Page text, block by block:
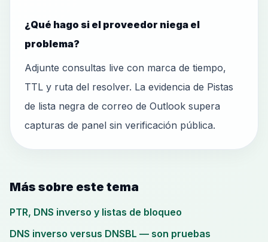
¿Qué hago si el proveedor niega el
problema?
Adjunte consultas live con marca de tiempo,
TTL y ruta del resolver. La evidencia de Pistas
de lista negra de correo de Outlook supera
capturas de panel sin verificación pública.
Más sobre este tema
PTR, DNS inverso y listas de bloqueo
DNS inverso versus DNSBL — son pruebas